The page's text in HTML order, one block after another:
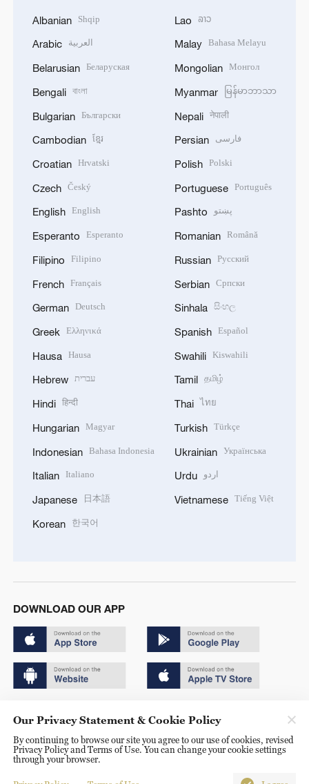
Albanian Shqip
Arabic العربية
Belarusian Беларуская
Bengali বাংলা
Bulgarian Български
Cambodian ខ្មែរ
Croatian Hrvatski
Czech Český
English English
Esperanto Esperanto
Filipino Filipino
French Français
German Deutsch
Greek Ελληνικά
Hausa Hausa
Hebrew עברית
Hindi हिन्दी
Hungarian Magyar
Indonesian Bahasa Indonesia
Italian Italiano
Japanese 日本語
Korean 한국어
Lao ລາວ
Malay Bahasa Melayu
Mongolian Монгол
Myanmar မြန်မာဘာသာ
Nepali नेपाली
Persian فارسی
Polish Polski
Portuguese Português
Pashto پښتو
Romanian Română
Russian Русский
Serbian Српски
Sinhala සිංහල
Spanish Español
Swahili Kiswahili
Tamil தமிழ்
Thai ไทย
Turkish Türkçe
Ukrainian Українська
Urdu اردو
Vietnamese Tiếng Việt
DOWNLOAD OUR APP
京ICP备20000184号
京公网安备 11010502050052号
Disinformation report hotline: 010-85061466
Our Privacy Statement & Cookie Policy
By continuing to browse our site you agree to our use of cookies, revised
Privacy Policy and Terms of Use. You can change your cookie settings
through your browser.